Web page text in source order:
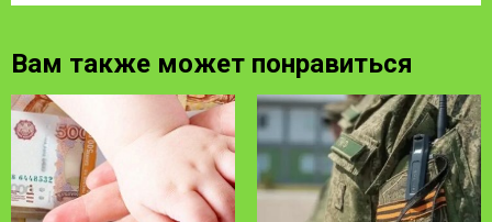
Вам также может понравиться